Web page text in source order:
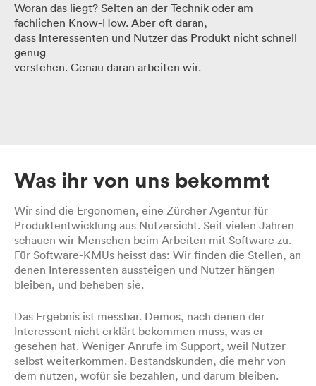
Woran das liegt? Selten an der Technik oder am
fachlichen Know-How. Aber oft daran,
dass Interessenten und Nutzer das Produkt nicht schnell
genug
verstehen. Genau daran arbeiten wir.
Was ihr von uns bekommt
Wir sind die Ergonomen, eine Zürcher Agentur für
Produktentwicklung aus Nutzersicht. Seit vielen Jahren
schauen wir Menschen beim Arbeiten mit Software zu.
Für Software-KMUs heisst das: Wir finden die Stellen, an
denen Interessenten aussteigen und Nutzer hängen
bleiben, und beheben sie.
Das Ergebnis ist messbar. Demos, nach denen der
Interessent nicht erklärt bekommen muss, was er
gesehen hat. Weniger Anrufe im Support, weil Nutzer
selbst weiterkommen. Bestandskunden, die mehr von
dem nutzen, wofür sie bezahlen, und darum bleiben.